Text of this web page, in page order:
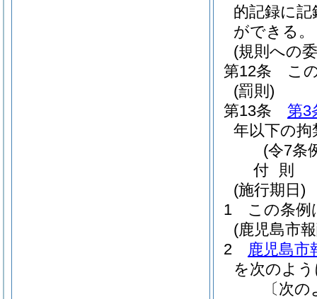
的記録に
ができる。
(規則への
第12条
こ
(罰則)
第13条
第3
年以下の
(令7条
付 則
(施行期日)
1
この条例
(鹿児島市
2
鹿児島市
を次のよ
〔次